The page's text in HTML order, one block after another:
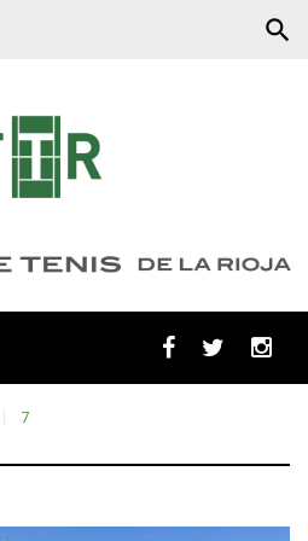
search
FacebookTwitter
7